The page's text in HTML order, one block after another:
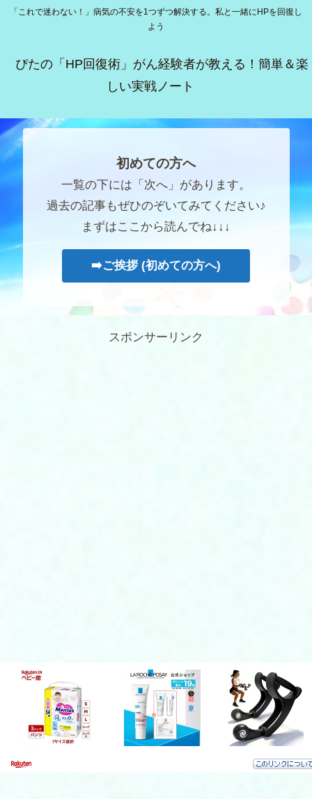
「これで迷わない！」病気の不安を1つずつ解決する。私と一緒にHPを回復し
よう
ぴたの「HP回復術」がん経験者が教える！簡単＆楽
しい実戦ノート
初めての方へ
一覧の下には「次へ」があります。
過去の記事もぜひのぞいてみてください♪
まずはここから読んでね↓↓↓
➡️ご挨拶 (初めての方へ)
スポンサーリンク